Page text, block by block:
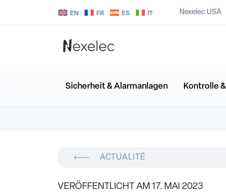
EN FR ES IT Nexelec USA
Sicherheit & Alarmanlagen Kontrolle
ACTUALITÉ
VERÖFFENTLICHT AM 17. MAI 2023